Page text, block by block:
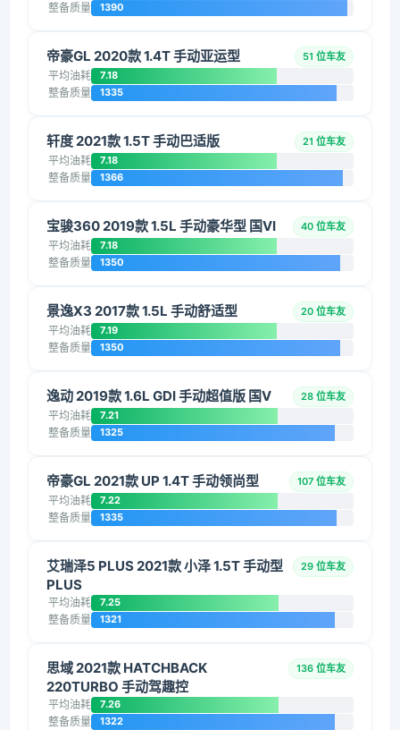
整备质量 1390
帝豪GL 2020款 1.4T 手动亚运型 51 位车友
平均油耗 7.18
整备质量 1335
轩度 2021款 1.5T 手动巴适版 21 位车友
平均油耗 7.18
整备质量 1366
宝骏360 2019款 1.5L 手动豪华型 国VI 40 位车友
平均油耗 7.18
整备质量 1350
景逸X3 2017款 1.5L 手动舒适型 20 位车友
平均油耗 7.19
整备质量 1350
逸动 2019款 1.6L GDI 手动超值版 国V 28 位车友
平均油耗 7.21
整备质量 1325
帝豪GL 2021款 UP 1.4T 手动领尚型 107 位车友
平均油耗 7.22
整备质量 1335
艾瑞泽5 PLUS 2021款 小泽 1.5T 手动型
PLUS
29 位车友
平均油耗 7.25
整备质量 1321
思域 2021款 HATCHBACK
220TURBO 手动驾趣控
136 位车友
平均油耗 7.26
整备质量 1322